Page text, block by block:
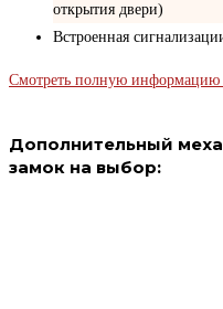
открытия двери)
Встроенная
Смотреть полную информацию
Дополнительный
замок на выбор: